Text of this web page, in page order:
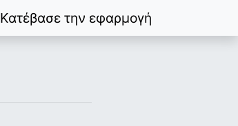
Κατέβασε την εφαρμογή